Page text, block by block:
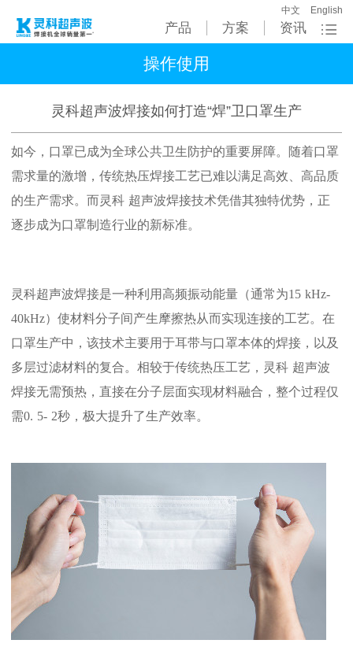
产品 方案 资讯
中文 English
操作使用
灵科超声波焊接如何打造“焊”卫口罩生产
如今 ，口罩已成为全球公共卫生防护的重要屏障。随着口罩
需求量的激增，传统热压焊接工艺已难以满足高效、高品质
的生产需求。而灵科 超声波焊接技术凭借其独特优势，正
逐步成为口罩制造行业的新标准。
灵科超声波焊接是一种利用高频振动能量（通常为15 kHz-
40kHz）使材料分子间产生摩擦热从而实现连接的工艺。在
口罩生产中，该技术主要用于耳带与口罩本体的焊接，以及
多层过滤材料的复合。相较于传统热压工艺， 灵科 超声波
焊接无需预热，直接在分子层面实现材料融合，整个过程仅
需0. 5- 2秒，极大提升了生产效率。